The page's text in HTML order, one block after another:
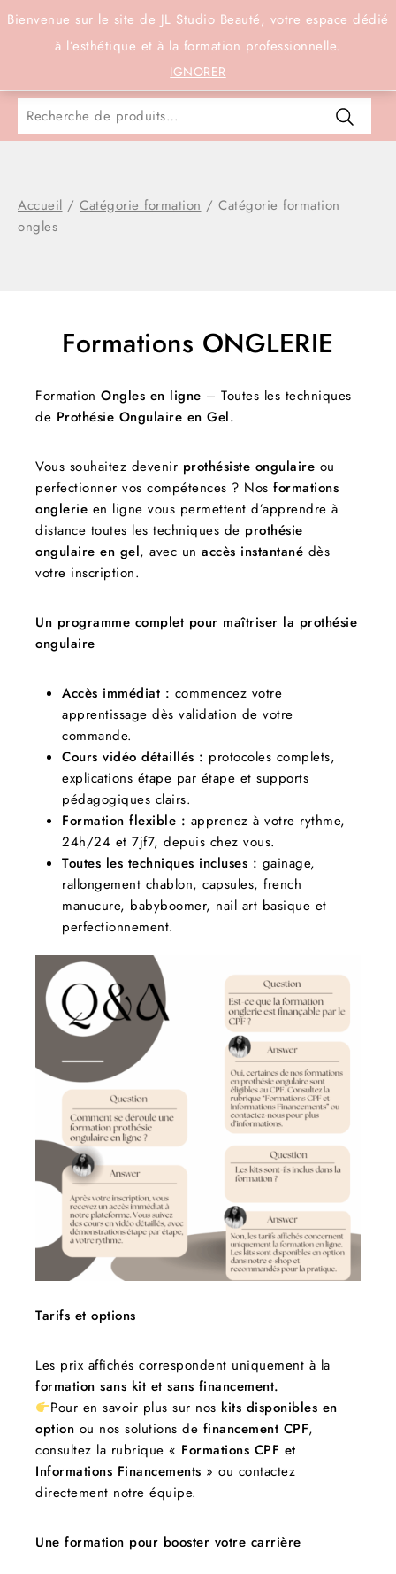
Bienvenue sur le site de JL Studio Beauté, votre espace dédié
à l’esthétique et à la formation professionnelle.
IGNORER
Connexion
Accueil / Catégorie formation / Catégorie formation
ongles
Formations ONGLERIE
Formation Ongles en ligne – Toutes les techniques
de Prothésie Ongulaire en Gel.
Vous souhaitez devenir prothésiste ongulaire ou
perfectionner vos compétences ? Nos formations
onglerie en ligne vous permettent d’apprendre à
distance toutes les techniques de prothésie
ongulaire en gel, avec un accès instantané dès
votre inscription.
Un programme complet pour maîtriser la prothésie
ongulaire
Accès immédiat : commencez votre
apprentissage dès validation de votre
commande.
Cours vidéo détaillés : protocoles complets,
explications étape par étape et supports
pédagogiques clairs.
Formation flexible : apprenez à votre rythme,
24h/24 et 7jf7, depuis chez vous.
Toutes les techniques incluses : gainage,
rallongement chablon, capsules, french
manucure, babyboomer, nail art basique et
perfectionnement.
Tarifs et options
Les prix affichés correspondent uniquement à la
formation sans kit et sans financement.
Pour en savoir plus sur nos kits disponibles en
option ou nos solutions de financement CPF,
consultez la rubrique « Formations CPF et
Informations Financements » ou contactez
directement notre équipe.
Une formation pour booster votre carrière